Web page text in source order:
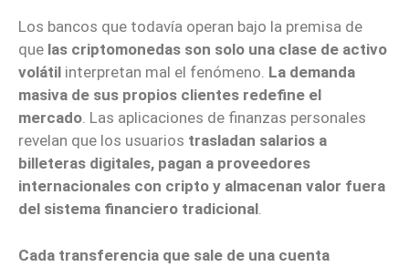
Los bancos que todavía operan bajo la premisa de
que las criptomonedas son solo una clase de activo
volátil interpretan mal el fenómeno. La demanda
masiva de sus propios clientes redefine el
mercado. Las aplicaciones de finanzas personales
revelan que los usuarios trasladan salarios a
billeteras digitales, pagan a proveedores
internacionales con cripto y almacenan valor fuera
del sistema financiero tradicional.
Cada transferencia que sale de una cuenta